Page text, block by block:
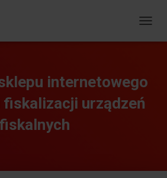
R
Ą
internetowego
fiskalizacji urządzeń
fiskalnych